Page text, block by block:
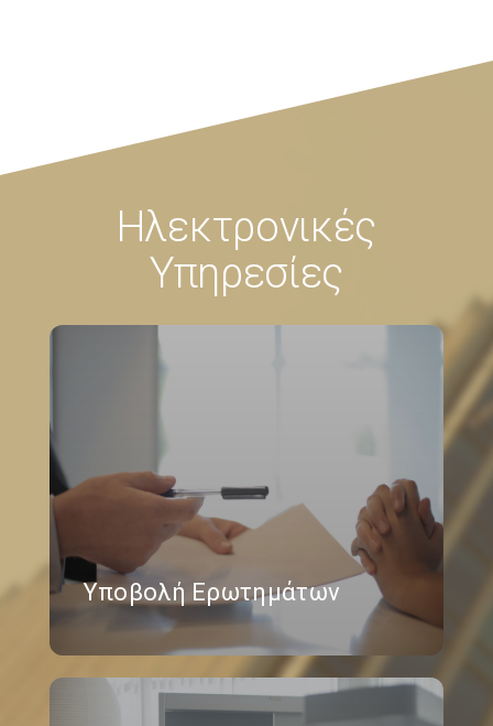
Ηλεκτρονικές
Υπηρεσίες
Υποβολή Ερωτημάτων